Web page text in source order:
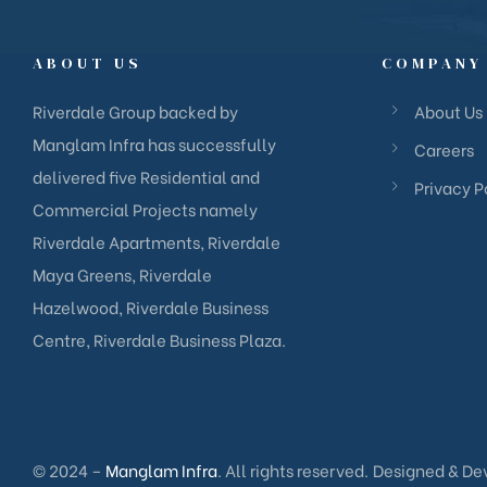
ABOUT US
Riverdale Group backed by
Manglam Infra has successfully
delivered five Residential and
Commercial Projects namely
Riverdale Apartments, Riverdale
Maya Greens, Riverdale
Hazelwood, Riverdale Business
Centre, Riverdale Business Plaza.
About Us
Careers
Privacy
© 2024 – Manglam Infra. All rights reserved. Designed &